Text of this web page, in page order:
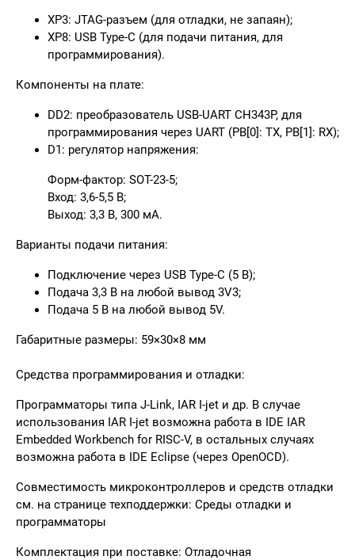
XP3: JTAG-разъем (для отладки, не запаян);
XP8: USB Type-C (для подачи питания, для
программирования).
Компоненты на плате:
DD2: преобразователь USB-UART СH343P, для
программирования через UART (PB[0]: TX, PB[1]: RX);
D1: регулятор напряжения:
Форм-фактор: SOT-23-5;
Вход: 3,6-5,5 В;
Выход: 3,3 В, 300 мА.
Варианты подачи питания:
Подключение через USB Type-C (5 В);
Подача 3,3 В на любой вывод 3V3;
Подача 5 В на любой вывод 5V.
Габаритные размеры: 59×30×8 мм
Средства программирования и отладки:
Программаторы типа J-Link, IAR I-jet и др. В случае
использования IAR I-jet возможна работа в IDE IAR
Embedded Workbench for RISC-V, в остальных случаях
возможна работа в IDE Eclipse (через OpenOCD).
Совместимость микроконтроллеров и средств отладки
см. на странице техподдержки: Среды отладки и
программаторы
Комплектация при поставке: Отладочная